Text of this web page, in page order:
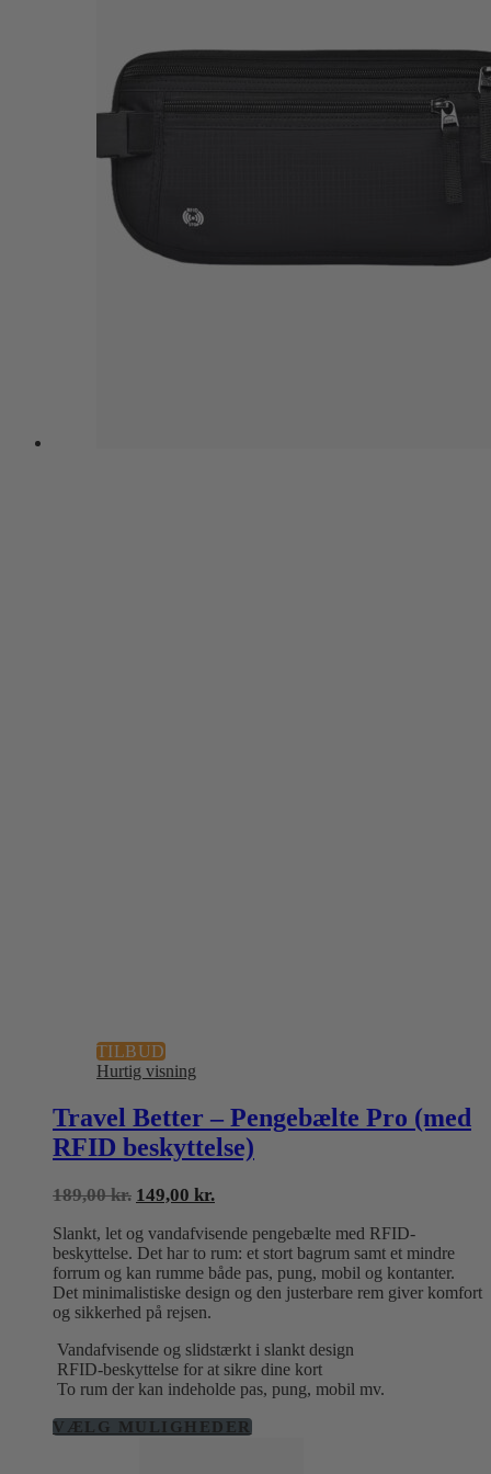
TILBUD
Hurtig visning
Travel Better – Pengebælte Pro (med
RFID beskyttelse)
189,00kr. Den
pris
var:
189,00 kr..
149,00 kr.Den
pris
er:
149,00 kr..
Slankt, let og vandafvisende pengebælte med RFID-
beskyttelse. Det har to rum: et stort bagrum samt et mindre
forrum og kan rumme både pas, pung, mobil og kontanter.
Det minimalistiske design og den justerbare rem giver komfort
og sikkerhed på rejsen.
Vandafvisende og slidstærkt i slankt design
RFID-beskyttelse for at sikre dine kort
To rum der kan indeholde pas, pung, mobil mv.
VÆLG MULIGHEDERDette